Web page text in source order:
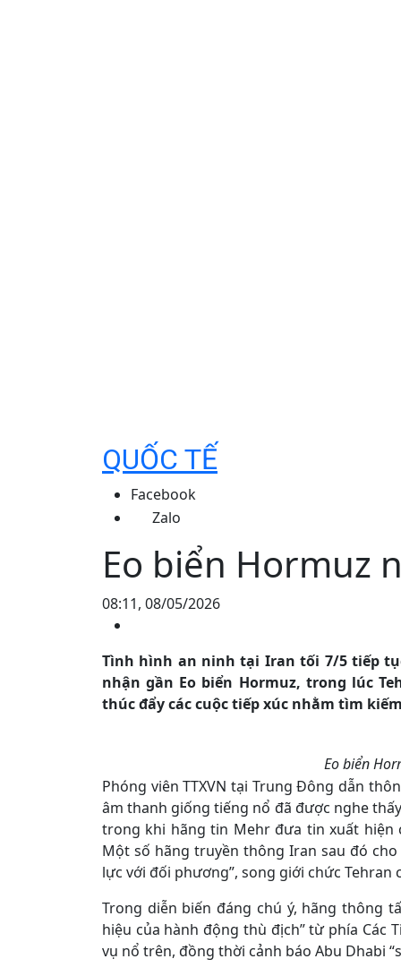
QUỐC TẾ
Facebook
Zalo
Eo biển Hormuz
08:11, 08/05/2026
Tình hình an ninh tại Iran tối 7/5 tiếp
nhận gần Eo biển Hormuz, trong lúc
thúc đẩy các cuộc tiếp xúc nhằm tìm
Eo biển
Phóng viên TTXVN tại Trung Đông dẫn
âm thanh giống tiếng nổ đã được nghe
trong khi hãng tin Mehr đưa tin xuất hiện
Một số hãng truyền thông Iran sau đó
lực với đối phương”, song giới chức Tehran
Trong diễn biến đáng chú ý, hãng thông
hiệu của hành động thù địch” từ phía Các
vụ nổ trên, đồng thời cảnh báo Abu Dhabi